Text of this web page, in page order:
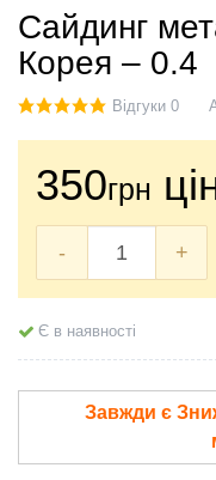
Сайдинг
Корея – 0.4
Відгуки 0
350грн
- +
Є в наявності
Завжди є